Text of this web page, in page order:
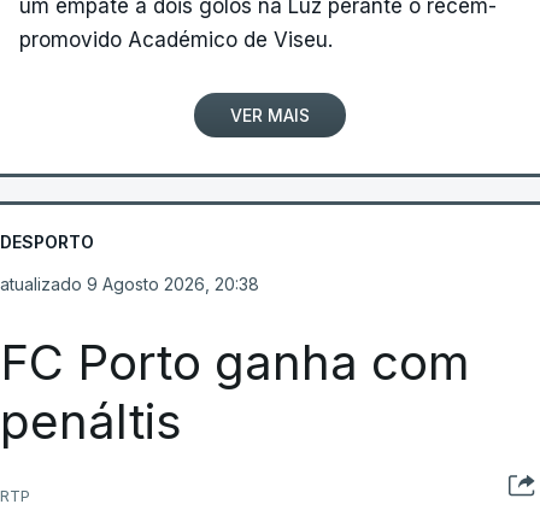
um empate a dois golos na Luz perante o recém-
promovido Académico de Viseu.
VER MAIS
DESPORTO
atualizado 9 Agosto 2026, 20:38
FC Porto ganha com
penáltis
RTP